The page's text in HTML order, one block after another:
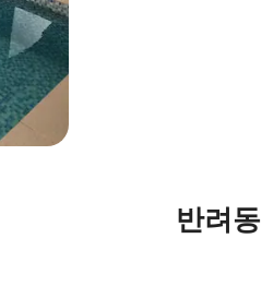
반려